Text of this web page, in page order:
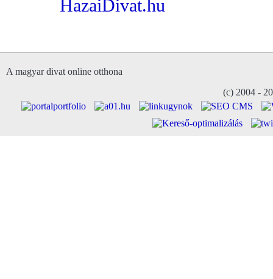
HazaiDivat.hu
A magyar divat online otthona
(c) 2004 -